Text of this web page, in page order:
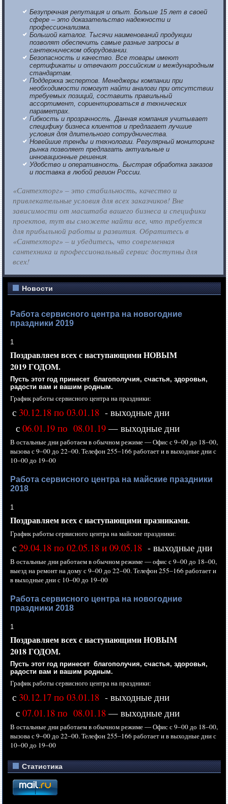
Безупречная репутация и опыт. Больше 15 лет в своей
сфере – это доказательство надежности и
профессионализма.
Большой каталог. Тысячи наименований продукции
позволят обеспечить самые разные запросы в
сантехническом оборудовании.
Безопасность и качество. Все товары имеют
сертификаты и отвечают российским и международным
стандартам.
Поддержка экспертов. Менеджеры компании при
необходимости помогут найти аналоги при отсутствии
требуемых позиций, составить правильный
ассортимент, сориентироваться в технических
параметрах.
Гибкость и прозрачность. Данная компания учитывает
специфику бизнеса клиентов и предлагает лучшие
условия для длительного сотрудничества.
Новейшие тренды и технологии. Регулярный мониторинг
рынка позволяет предлагать актуальные и
инновационные решения.
Удобство и оперативность. Быстрая обработка заказов
и поставка в любой регион России.
«Сантехторг» – это стабильность, качество и
привлекательные условия для всех заказчиков! Вне
зависимости от масштаба вашего бизнеса и специфики
проектов, тут вы сможете найти все, что требуется
для прибыльной работы и развития. Обратитесь в
«Сантехторг» – и убедитесь, что современная
сантехника и профессиональный сервис доступны для
всех!
Новости
Работа сервисного центра на новогодние
праздники 2019
1
Поздравляем всехс наступающимиНОВЫМ
2019 ГОДОМ.
Пусть этот год принесет благополучия, счастья, здоровья,
радости вами вашим родным.
График работы сервисного центрана праздники:
с 30.12.18 по 03.01.18 - выходные дни
с06.01.19 по 08.01.19 — выходные дни
В остальные дни работаемв обычномрежиме —Офис с9–00 до 18–00,
вызова с9–00 до 22–00.Телефон255–166 работаетив выходныедни с
10–00 до 19–00
Работа сервисного центра на майские праздники
2018
1
Поздравляем всехс наступающимипразниками.
График работы сервисного центрана майскиепраздники:
с29.04.18 по 02.05.18 и 09.05.18 - выходные дни
В остальные дни работаемв обычномрежиме —офис с9–00 до 18–00,
выездна ремонтна домус9–00 до 22–00.Телефон255–166 работаети
в выходныедни с 10–00 до 19–00
Работа сервисного центра на новогодние
праздники 2018
1
Поздравляем всехс наступающимиНОВЫМ
2018 ГОДОМ.
Пусть этот год принесет благополучия, счастья, здоровья,
радости вами вашим родным.
График работы сервисного центрана праздники:
с 30.12.17 по 03.01.18 - выходные дни
с07.01.18 по 08.01.18 — выходные дни
В остальные дни работаемв обычномрежиме —Офис с9–00 до 18–00,
вызова с9–00 до 22–00.Телефон255–166 работаетив выходныедни с
10–00 до 19–00
Статистика